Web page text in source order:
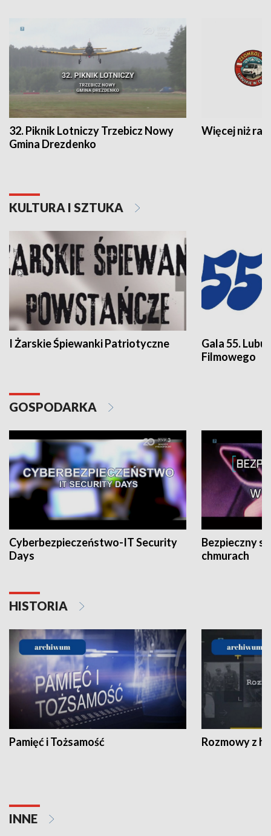
32. Piknik Lotniczy Trzebicz Nowy
Gmina Drezdenko
Więcej niż rajd
KULTURA I SZTUKA
I Żarskie Śpiewanki Patriotyczne
Gala 55.
Filmowego
GOSPODARKA
Cyberbezpieczeństwo-IT Security
Days
Bezpieczny
chmurach
HISTORIA
Pamięć i Tożsamość Rozmowy z
INNE